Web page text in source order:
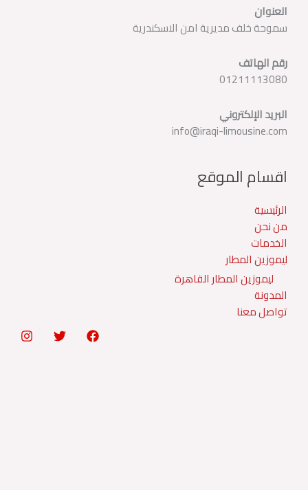
العنوان
سموحة خلف مديرية امن الاسكندرية
رقم الهاتف
01211113080
البريد الإلكتروني
info@iraqi-limousine.com
اقسام الموقع
الرئيسية
من نحن
الخدمات
ليموزين المطار
ليموزين المطار القاهرة
المدونة
تواصل معنا